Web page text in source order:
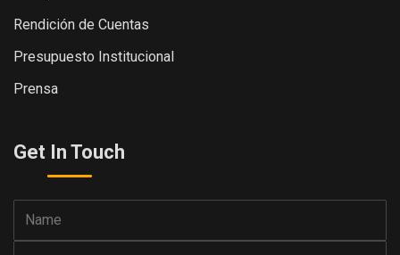
Rendición de Cuentas
Presupuesto Institucional
Prensa
Get In Touch